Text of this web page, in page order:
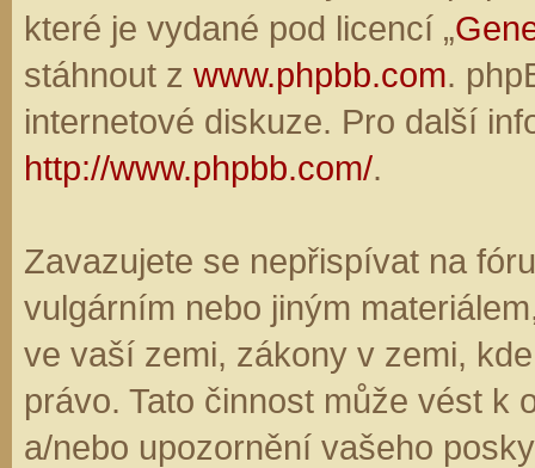
které je vydané pod licencí „
stáhnout z www.phpbb.com.
internetové diskuze. Pro další
http://www.phpbb.com/.
Zavazujete se nepřispívat na
vulgárním nebo jiným
ve vaší zemi, zákony v zemi,
právo. Tato činnost může vést k
a/nebo upozornění vašeho